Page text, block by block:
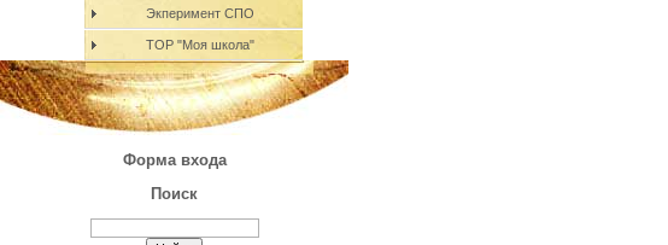
Экперимент СПО
ТОР "Моя школа"
Форма входа
Поиск